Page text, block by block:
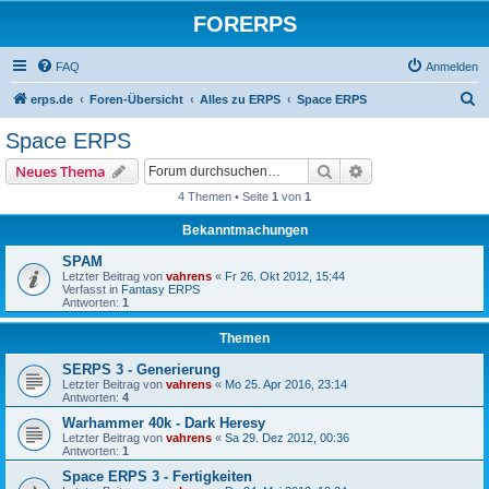
FORERPS
FAQ Anmelden
erps.de Foren-Übersicht Alles zu ERPS Space ERPS
Space ERPS
Neues Thema Suche
4 Themen • Seite 1 von 1
Bekanntmachungen
SPAM
Letzter Beitrag von vahrens « Fr 26. Okt 2012, 15:44
Verfasst in Fantasy ERPS
Antworten: 1
Themen
SERPS 3 - Generierung
Letzter Beitrag von vahrens « Mo 25. Apr 2016, 23:14
Antworten: 4
Warhammer 40k - Dark Heresy
Letzter Beitrag von vahrens « Sa 29. Dez 2012, 00:36
Antworten: 1
Space ERPS 3 - Fertigkeiten